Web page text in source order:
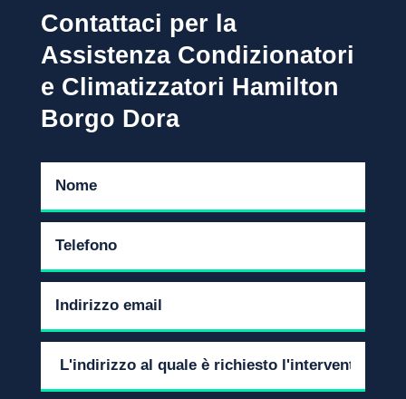
Contattaci per la
Assistenza Condizionatori
e Climatizzatori Hamilton
Borgo Dora